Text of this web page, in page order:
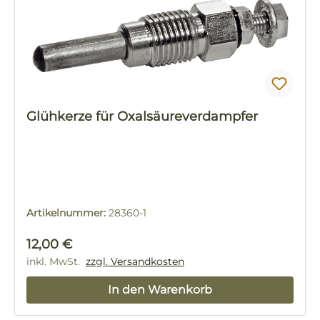
Glühkerze für Oxalsäureverdampfer
Artikelnummer: 28360-1
Regulärer Preis:
12,00 €
inkl. MwSt. zzgl. Versandkosten
In den Warenkorb